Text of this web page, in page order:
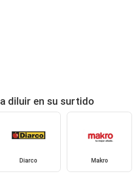
diluir en su surtido
Diarco Makro